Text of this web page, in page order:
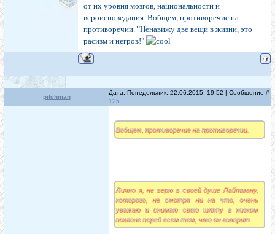
от их уровня мозгов, национальности и
вероисповедания. Вобщем, противоречие на
противоречии. "Ненавижу две вещи в жизни, это
расизм и негров!"
pitchman
Дата: Понедельник, 22.06.2015, 19:52 | Сообщение #
125
Вобщем, противоречие на противоречии.
Лично я, не верю в своей душе Лайтману,
которого, не смотря ни на что, очень
уважаю и снимаю свою шляпу в низком
поклоне перед всем тем, что он говорит.